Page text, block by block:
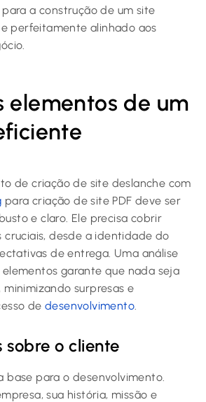
a construção de um site
perfeitamente alinhado aos
elementos de um
de criação de site deslanche com
para criação de site PDF deve ser
e claro. Ele precisa cobrir
cruciais, desde a identidade do
de entrega. Uma análise
garante que nada seja
surpresas e
de desenvolvimento
sobre o cliente
base para o desenvolvimento.
sua história, missão e